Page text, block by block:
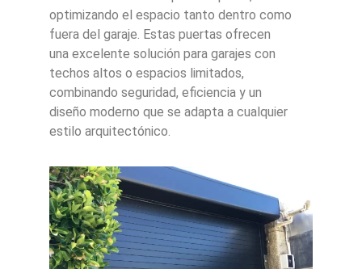
optimizando el espacio tanto dentro como
fuera del garaje. Estas puertas ofrecen
una excelente solución para garajes con
techos altos o espacios limitados,
combinando seguridad, eficiencia y un
diseño moderno que se adapta a cualquier
estilo arquitectónico.